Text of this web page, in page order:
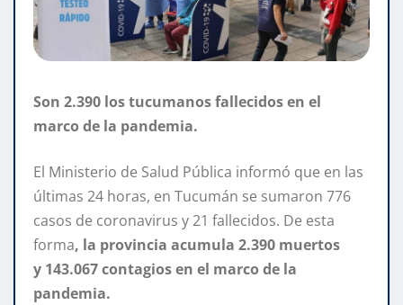
Son 2.390 los tucumanos fallecidos en el
marco de la pandemia.
El Ministerio de Salud Pública informó que en las
últimas 24 horas, en Tucumán se sumaron 776
casos de coronavirus y 21 fallecidos. De esta
forma, la provincia acumula 2.390 muertos
y 143.067 contagios en el marco de la
pandemia.